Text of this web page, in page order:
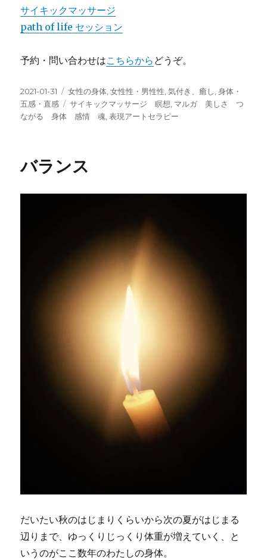
サイキックマッサージ
path of life セッション
予約・問い合わせはこちらから どうぞ。
投
稿
日:
2021-01-31
カ
テ
ゴ
女性の身体 ,女性性・男性性 ,気付き、癒し ,身体・
五感・直感
タ
グ
サイキックマッサージ 瞑想 マルガ 美しさ つ
ながる 身体 感情 魂 ,表現アートセラピー
バランス
だいたい秋のはじまりくらいから次の夏がはじまる
辺りまで、ゆっくりじっくり体重が増えていく、と
いうのがここ数年のわたしの身体。